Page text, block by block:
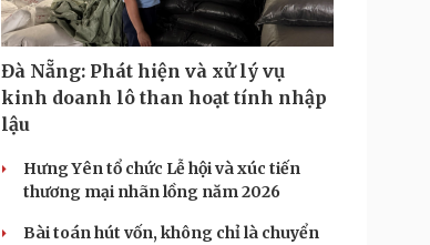
Đà Nẵng: Phát hiện và xử lý vụ
kinh doanh lô than hoạt tính nhập
lậu
Hưng Yên tổ chức Lễ hội và xúc tiến
thương mại nhãn lồng năm 2026
Bài toán hút vốn, không chỉ là chuyển